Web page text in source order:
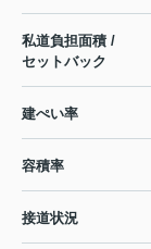
私道負担面積 /
セットバック
建ぺい率
容積率
接道状況